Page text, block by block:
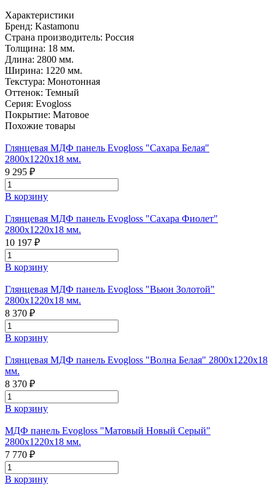
Характеристики
Бренд: Kastamonu
Страна производитель: Россия
Толщина: 18 мм.
Длина: 2800 мм.
Ширина: 1220 мм.
Текстура: Монотонная
Оттенок: Темный
Серия: Evogloss
Покрытие: Матовое
Похожие товары
Глянцевая МДФ панель Evogloss "Сахара Белая"
2800х1220х18 мм.
9 295 ₽
В корзину
Глянцевая МДФ панель Evogloss "Сахара Фиолет"
2800х1220х18 мм.
10 197 ₽
В корзину
Глянцевая МДФ панель Evogloss "Вьюн Золотой"
2800х1220х18 мм.
8 370 ₽
В корзину
Глянцевая МДФ панель Evogloss "Волна Белая" 2800х1220х18
мм.
8 370 ₽
В корзину
МДФ панель Evogloss "Матовый Новый Серый"
2800х1220х18 мм.
7 770 ₽
В корзину